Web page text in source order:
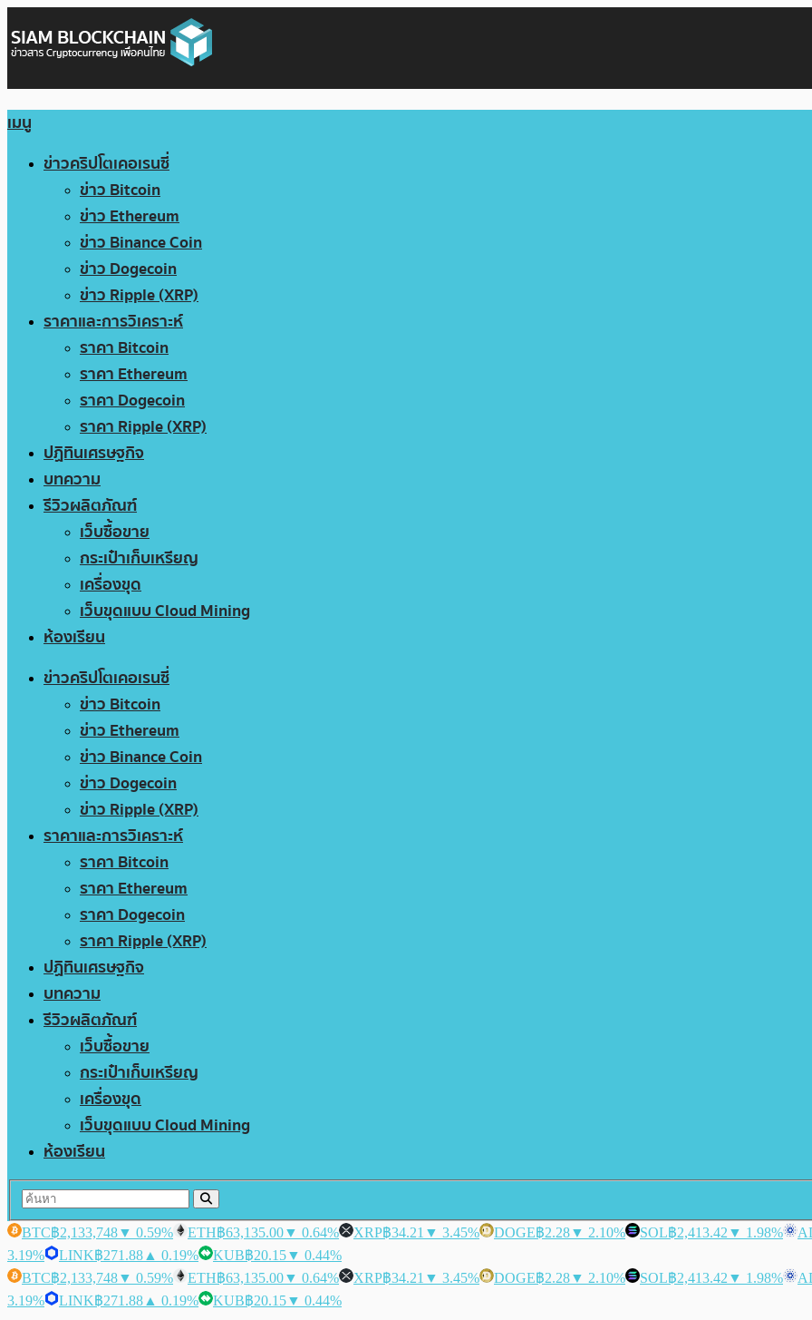
เมนู
ข่าวคริปโตเคอเรนซี่
ข่าว Bitcoin
ข่าว Ethereum
ข่าว Binance Coin
ข่าว Dogecoin
ข่าว Ripple (XRP)
ราคาและการวิเคราะห์
ราคา Bitcoin
ราคา Ethereum
ราคา Dogecoin
ราคา Ripple (XRP)
ปฏิทินเศรษฐกิจ
บทความ
รีวิวผลิตภัณฑ์
เว็บซื้อขาย
กระเป๋าเก็บเหรียญ
เครื่องขุด
เว็บขุดแบบ Cloud Mining
ห้องเรียน
ข่าวคริปโตเคอเรนซี่
ข่าว Bitcoin
ข่าว Ethereum
ข่าว Binance Coin
ข่าว Dogecoin
ข่าว Ripple (XRP)
ราคาและการวิเคราะห์
ราคา Bitcoin
ราคา Ethereum
ราคา Dogecoin
ราคา Ripple (XRP)
ปฏิทินเศรษฐกิจ
บทความ
รีวิวผลิตภัณฑ์
เว็บซื้อขาย
กระเป๋าเก็บเหรียญ
เครื่องขุด
เว็บขุดแบบ Cloud Mining
ห้องเรียน
BTC฿2,133,748▼ 0.59% ETH฿63,135.00▼ 0.64% XRP฿34.21 ▼ 3.45% DOGE฿2.28▼ 2.10% SOL฿2,413.42 ▼ 1.98%
3.19%
LINK฿271.88 ▲ 0.19% KUB฿20.15▼ 0.44%
BTC฿2,133,748▼ 0.59% ETH฿63,135.00▼ 0.64% XRP฿34.21 ▼ 3.45% DOGE฿2.28▼ 2.10% SOL฿2,413.42 ▼ 1.98%
3.19%
LINK฿271.88 ▲ 0.19% KUB฿20.15▼ 0.44%